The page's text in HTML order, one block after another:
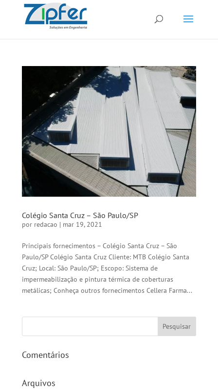
Colégio Santa Cruz – São Paulo/SP
por redacao | mar 19, 2021
Principais fornecimentos – Colégio Santa Cruz – São
Paulo/SP Colégio Santa Cruz Cliente: MTB Colégio Santa
Cruz; Local: São Paulo/SP; Escopo: Sistema de
impermeabilização e pintura térmica de coberturas
metálicas; Conheça outros fornecimentos Cellera Farma...
Comentários
Arquivos